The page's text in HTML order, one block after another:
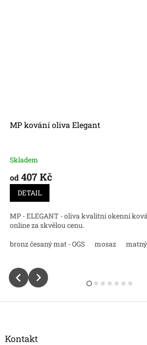
MP kování oliva Elegant
Skladem
od 407 Kč
DETAIL
MP - ELEGANT - oliva kvalitní okenní
online za skvělou cenu.
bronz česaný mat - OGS
mosaz
Z
Kontakt